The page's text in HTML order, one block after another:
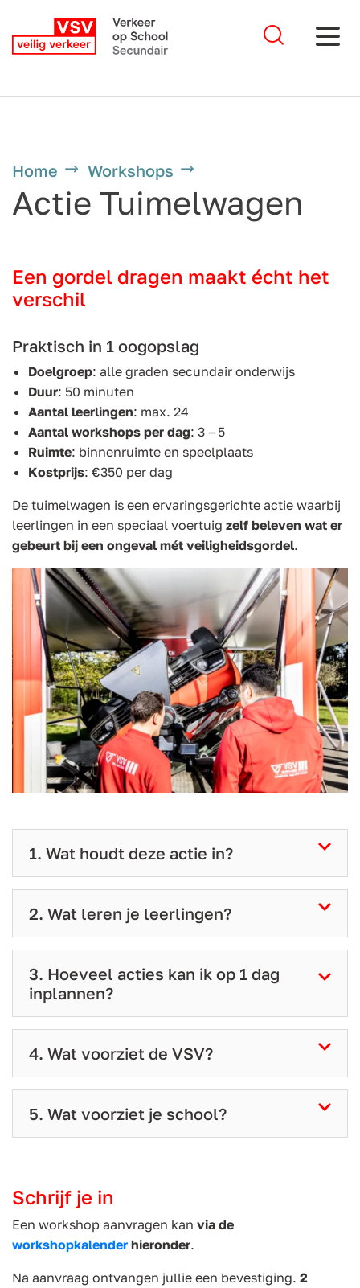
Home Workshops
Actie Tuimelwagen
Een gordel dragen maakt écht het
verschil
Praktisch in 1 oogopslag
Doelgroep: alle graden secundair onderwijs
Duur: 50 minuten
Aantal leerlingen: max. 24
Aantal workshops per dag: 3 – 5
Ruimte: binnenruimte en speelplaats
Kostprijs: €350 per dag
De tuimelwagen is een ervaringsgerichte actie waarbij
leerlingen in een speciaal voertuig zelf beleven wat er
gebeurt bij een ongeval mét veiligheidsgordel.
1. Wat houdt deze actie in?
2. Wat leren je leerlingen?
3. Hoeveel acties kan ik op 1 dag
inplannen?
4. Wat voorziet de VSV?
5. Wat voorziet je school?
Schrijf je in
Een workshop aanvragen kan via de
workshopkalender hieronder.
Na aanvraag ontvangen jullie een bevestiging. 2